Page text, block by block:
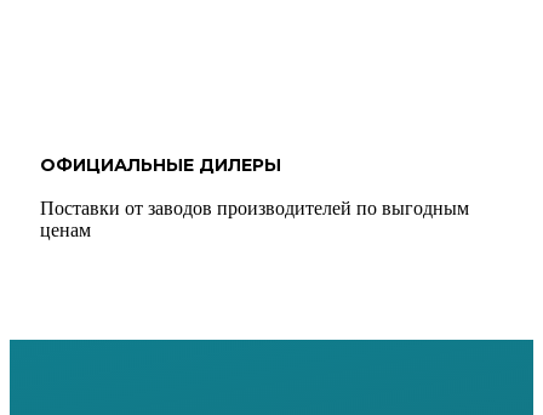
ОФИЦИАЛЬНЫЕ ДИЛЕРЫ
Поставки от заводов производителей по выгодным
ценам